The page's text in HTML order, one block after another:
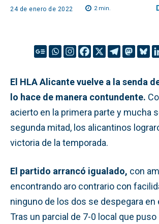
24 de enero de 2022 2min.
El HLA Alicante vuelve a la senda
lo hace de manera contundente.
acierto en la primera parte y mucha
segunda mitad, los alicantinos
victoria de la temporada.
El partido arrancó igualado, con
encontrando aro contrario con
ninguno de los dos se despegara en
Tras un parcial de 7-0 local que puso